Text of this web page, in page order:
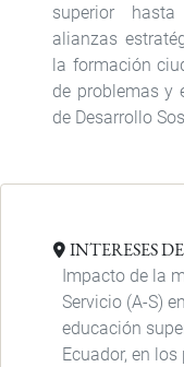
superior
alianzas
la formación
de problemas y
de Desarrollo
INTERESES
Impacto de la
Servicio (A-S)
educación
Ecuador, en